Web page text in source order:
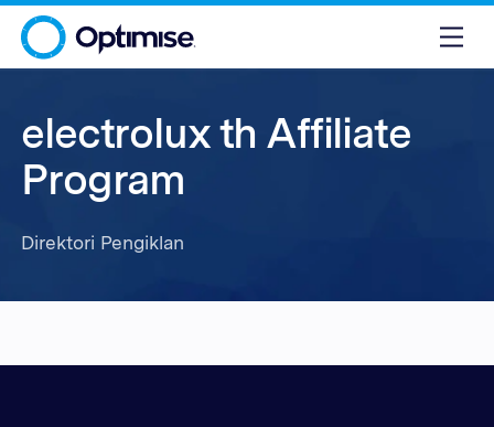
electrolux th Affiliate
Program
Direktori Pengiklan